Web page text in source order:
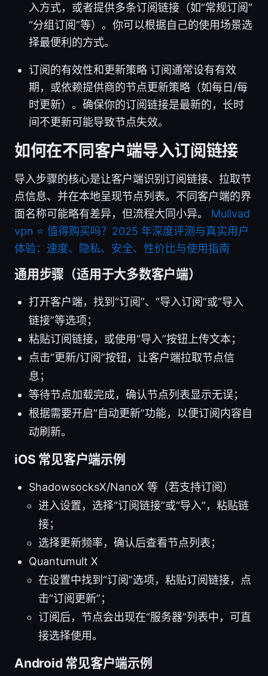
入方式，或者提供多条订阅链接（如“常规订阅”
“分组订阅”等）。你可以根据自己的使用场景选
择最便利的方式。
订阅的有效性和更新策略 订阅通常设有有效
期，或依赖提供商的节点更新策略（如每日/每
时更新）。确保你的订阅链接是最新的，长时
间不更新可能导致节点失效。
如何在不同客户端导入订阅链接
导入步骤的核心是让客户端识别订阅链接、拉取节
点信息、并在本地呈现节点列表。不同客户端的界
面名称可能略有差异，但流程大同小异。 Mullvad
vpn ⭐ 值得购买吗？2025 年深度评测与真实用户
体验：速度、隐私、安全、性价比与使用指南
通用步骤（适用于大多数客户端）
打开客户端，找到“订阅”、“导入订阅”或“导入
链接”等选项；
粘贴订阅链接，或使用“导入”按钮上传文本；
点击“更新/订阅”按钮，让客户端拉取节点信
息；
等待节点加载完成，确认节点列表显示无误；
根据需要开启“自动更新”功能，以便订阅内容自
动刷新。
iOS 常见客户端示例
ShadowsocksX/NanoX 等（若支持订阅）
进入设置，选择“订阅链接”或“导入”，粘贴链
接；
选择更新频率，确认后查看节点列表；
Quantumult X
在设置中找到“订阅”选项，粘贴订阅链接，点
击“订阅更新”；
订阅后，节点会出现在“服务器”列表中，可直
接选择使用。
Android 常见客户端示例